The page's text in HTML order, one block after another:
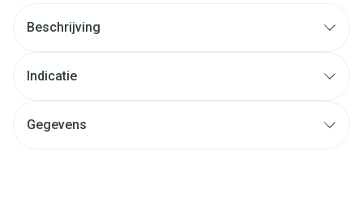
Beschrijving
Indicatie
Gegevens